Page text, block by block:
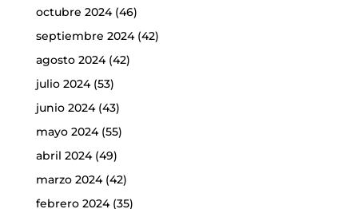
octubre 2024(46)
septiembre 2024(42)
agosto 2024(42)
julio 2024(53)
junio 2024(43)
mayo 2024(55)
abril 2024(49)
marzo 2024(42)
febrero 2024(35)